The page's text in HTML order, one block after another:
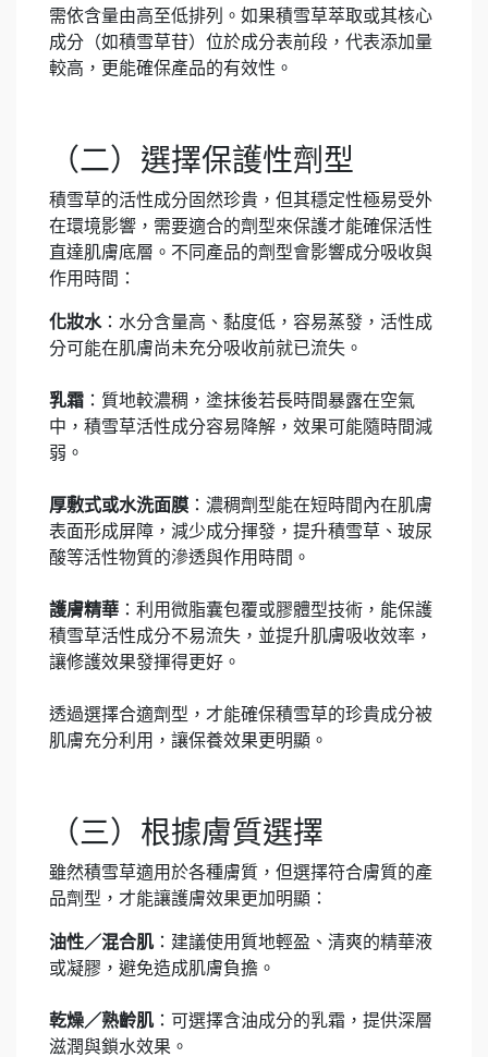
需依含量由高至低排列。如果積雪草萃取或其核心
成分（如積雪草苷）位於成分表前段，代表添加量
較高，更能確保產品的有效性。
（二）選擇保護性劑型
積雪草的活性成分固然珍貴，但其穩定性極易受外
在環境影響，需要適合的劑型來保護才能確保活性
直達肌膚底層。不同產品的劑型會影響成分吸收與
作用時間：
化妝水：水分含量高、黏度低，容易蒸發，活性成
分可能在肌膚尚未充分吸收前就已流失。
乳霜 ：質地較濃稠，塗抹後若長時間暴露在空氣
中，積雪草活性成分容易降解，效果可能隨時間減
弱。
厚敷式或水洗面膜 ：濃稠劑型能在短時間內在肌膚
表面形成屏障，減少成分揮發，提升積雪草、玻尿
酸等活性物質的滲透與作用時間。
護膚精華 ：利用微脂囊包覆或膠體型技術，能保護
積雪草活性成分不易流失，並提升肌膚吸收效率，
讓修護效果發揮得更好。
透過選擇合適劑型，才能確保積雪草的珍貴成分被
肌膚充分利用，讓保養效果更明顯。
（三）根據膚質選擇
雖然積雪草適用於各種膚質，但選擇符合膚質的產
品劑型，才能讓護膚效果更加明顯：
油性／混合肌 ：建議使用質地輕盈、清爽的精華液
或凝膠，避免造成肌膚負擔。
乾燥／熟齡肌 ：可選擇含油成分的乳霜，提供深層
滋潤與鎖水效果。